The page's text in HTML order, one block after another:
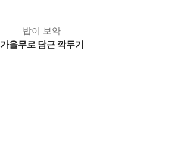
밥이 보약
가을무로 담근 깍두기